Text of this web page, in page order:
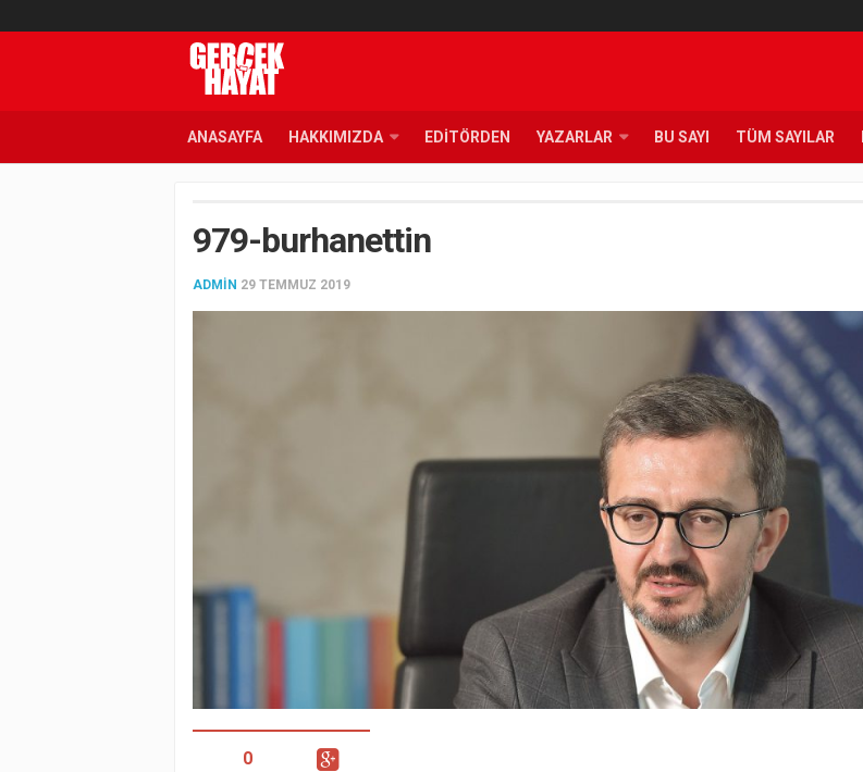
ANASAYFA HAKKIMIZDA EDITÖRDEN YAZARLAR BU SAYI TÜM SAYILAR
979-burhanettin
ADMIN 29 TEMMUZ 2019
0